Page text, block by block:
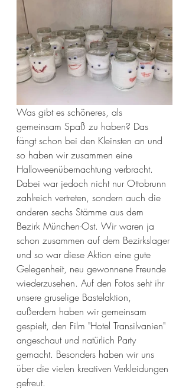
Was gibt es schöneres, als
gemeinsam Spaß zu haben? Das
fängt schon bei den Kleinsten an und
so haben wir zusammen eine
Halloweenübernachtung verbracht.
Dabei war jedoch nicht nur Ottobrunn
zahlreich vertreten, sondern auch die
anderen sechs Stämme aus dem
Bezirk München-Ost. Wir waren ja
schon zusammen auf dem Bezirkslager
und so war diese Aktion eine gute
Gelegenheit, neu gewonnene Freunde
wiederzusehen. Auf den Fotos seht ihr
unsere gruselige Bastelaktion,
außerdem haben wir gemeinsam
gespielt, den Film "Hotel Transilvanien"
angeschaut und natürlich Party
gemacht. Besonders haben wir uns
über die vielen kreativen Verkleidungen
gefreut.